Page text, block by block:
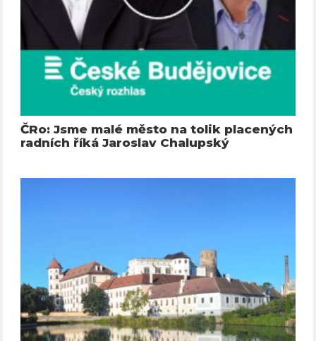
ČRo: Jsme malé město na tolik placených
radních říká Jaroslav Chalupský